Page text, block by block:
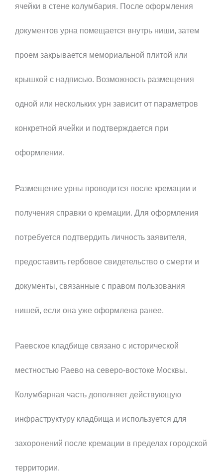
ячейки в стене колумбария. После оформления
документов урна помещается внутрь ниши, затем
проем закрывается мемориальной плитой или
крышкой с надписью. Возможность размещения
одной или нескольких урн зависит от параметров
конкретной ячейки и подтверждается при
оформлении.
Размещение урны проводится после кремации и
получения справки о кремации. Для оформления
потребуется подтвердить личность заявителя,
предоставить гербовое свидетельство о смерти и
документы, связанные с правом пользования
нишей, если она уже оформлена ранее.
Раевское кладбище связано с исторической
местностью Раево на северо-востоке Москвы.
Колумбарная часть дополняет действующую
инфраструктуру кладбища и используется для
захоронений после кремации в пределах городской
территории.